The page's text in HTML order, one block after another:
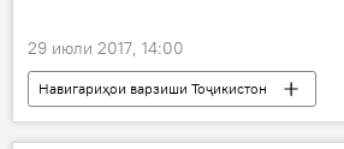
29 июли 2017, 14:00
Навигариҳои варзиши Тоҷикистон
Ҳамаи хабарҳо
Дилшод Назаров